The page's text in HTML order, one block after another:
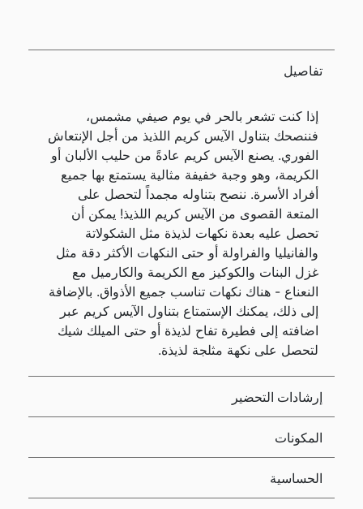
تفاصيل
إذا كنت تشعر بالحر في يوم صيفي مشمس،
فننصحك بتناول الآيس كريم اللذيذ من أجل الإنتعاش
الفوري. يصنع الآيس كريم عادةً من حليب الألبان أو
الكريمة، وهو وجبة خفيفة مثالية يستمتع بها جميع
أفراد الأسرة. ننصح بتناوله مجمداً لتحصل على
المتعة القصوى من الآيس كريم اللذيذ! يمكن أن
تحصل عليه بعدة نكهات لذيذة مثل الشكولاتة
والفانيليا والفراولة أو حتى النكهات الأكثر دقة مثل
غزل البنات والكوكيز مع الكريمة والكارميل مع
النعناع - هناك نكهات تناسب جميع الأذواق. بالإضافة
إلى ذلك، يمكنك الإستمتاع بتناول الآيس كريم عبر
اضافته إلى فطيرة تفاح لذيذة أو حتى الميلك شيك
لتحصل على نكهة مثلجة لذيذة.
إرشادات التحضير
المكونات
الحساسية